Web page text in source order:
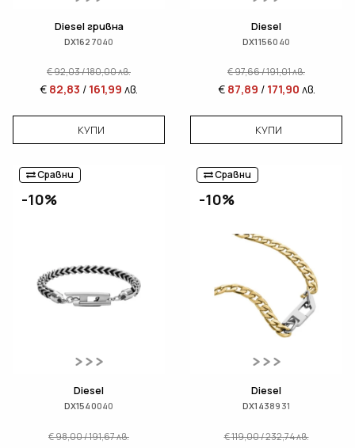
Diesel гривна
DX1627040
€92,03/180,00лв.
€ 82,83 / 161,99 лв.
КУПИ
Diesel
DX1156040
€97,66/191,01лв.
€ 87,89 / 171,90 лв.
КУПИ
Сравни
-10%
Diesel
DX1540040
€98,00/191,67лв.
Сравни
-10%
Diesel
DX1438931
€119,00/232,74лв.